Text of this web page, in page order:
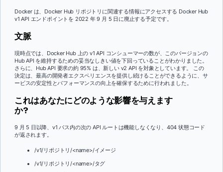
ドキュメント
Docker は、Docker Hub リポジトリに関連する情報にアクセスする Docker Hub
v1 API エンドポイントを 2022 年 9 月 5 日に廃止する予定です。
文脈
現時点では、Docker Hub 上の v1 API コンシューマーの数が、このバージョンの
Hub API を維持するための妥当なしきい値を下回っていることがわかりました。
さらに、Hub API 要求の約 95% は、新しい v2 API を対象としています。 この
決定は、最高の開発者エクスペリエンスを提供し続けることができるように、サ
ービスの安定性とパフォーマンスの向上を確保するために行われました。
これはあなたにどのような影響を与えます
か?
9 月 5 日以降、v1 パス内の次の API ルートは機能しなくなり、404 状態コード
が返されます。
/v1/リポジトリ/<name>/イメージ
/v1/リポジトリ/<name>/タグ